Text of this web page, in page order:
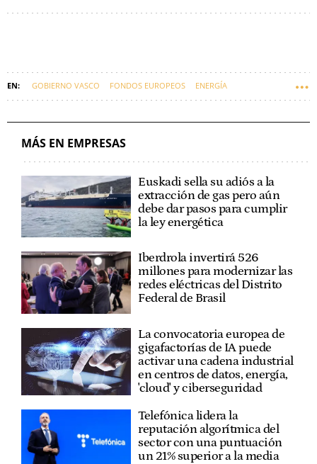
GOBIERNO VASCO FONDOS EUROPEOS ENERGÍA
ENERGÍA EÓLICA MARINA
MÁS EN EMPRESAS
Euskadi sella su adiós a la
extracción de gas pero aún
debe dar pasos para cumplir
la ley energética
Iberdrola invertirá 526
millones para modernizar las
redes eléctricas del Distrito
Federal de Brasil
La convocatoria europea de
gigafactorías de IA puede
activar una cadena industrial
en centros de datos, energía,
'cloud' y ciberseguridad
Telefónica lidera la
reputación algorítmica del
sector con una puntuación
un 21% superior a la media